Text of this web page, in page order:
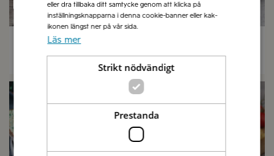
BreOliv med parmesan, rostad
vitlök & gräslök
20 min
eller dra tillbaka ditt samtycke genom att klicka på
inställningsknapparna i denna cookie-banner eller kak-
ikonen längst ner på vår sida.
Läs mer
Strikt nödvändigt
Prestanda